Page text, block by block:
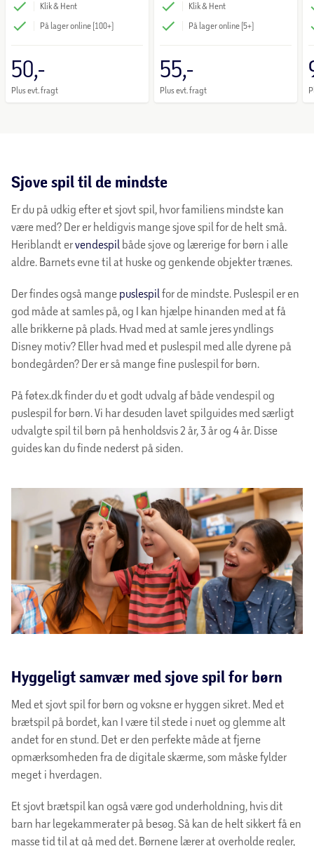
Klik & Hent
På lager online (100+)
50,-
Plus evt. fragt
Klik & Hent
På lager online (5+)
55,-
Plus evt. fragt
Sjove spil til de mindste
Er du på udkig efter et sjovt spil, hvor familiens mindste kan
være med? Der er heldigvis mange sjove spil for de helt små.
Heriblandt ervendespil både sjove og lærerige for børn i alle
aldre. Barnets evne til at huske og genkende objekter trænes.
Der findes også mange puslespil for de mindste. Puslespil er en
god måde at samles på, og I kan hjælpe hinanden med at få
alle brikkerne på plads. Hvad med at samle jeres yndlings
Disney motiv? Eller hvad med et puslespil med alle dyrene på
bondegården? Der er så mange fine puslespil for børn.
På føtex.dk finder du et godt udvalg af både vendespil og
puslespil for børn. Vi har desuden lavet spilguides med særligt
udvalgte spil til børn på henholdsvis 2 år, 3 år og 4 år. Disse
guides kan du finde nederst på siden.
Hyggeligt samvær med sjove spil for børn
Med et sjovt spil for børn og voksne er hyggen sikret. Med et
brætspil på bordet, kan I være til stede i nuet og glemme alt
andet for en stund. Det er den perfekte måde at fjerne
opmærksomheden fra de digitale skærme, som måske fylder
meget i hverdagen.
Et sjovt brætspil kan også være god underholdning, hvis dit
barn har legekammerater på besøg. Så kan de helt sikkert få en
masse tid til at gå med det. Børnene lærer at overholde regler,